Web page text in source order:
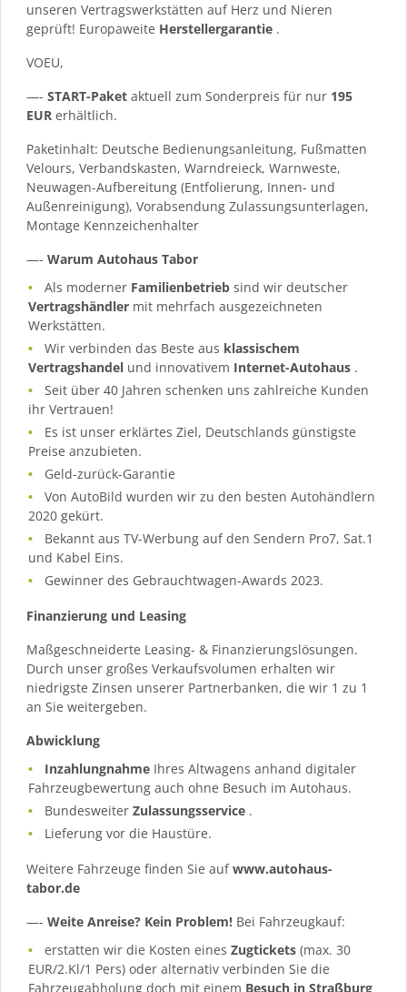
unseren Vertragswerkstätten auf Herz und Nieren
geprüft! Europaweite Herstellergarantie .
VOEU,
—- START-Paket aktuell zum Sonderpreis für nur 195
EUR erhältlich.
Paketinhalt: Deutsche Bedienungsanleitung, Fußmatten
Velours, Verbandskasten, Warndreieck, Warnweste,
Neuwagen-Aufbereitung (Entfolierung, Innen- und
Außenreinigung), Vorabsendung Zulassungsunterlagen,
Montage Kennzeichenhalter
—- Warum Autohaus Tabor
Als moderner Familienbetrieb sind wir deutscher
Vertragshändler mit mehrfach ausgezeichneten
Werkstätten.
Wir verbinden das Beste aus klassischem
Vertragshandel und innovativem Internet-Autohaus .
Seit über 40 Jahren schenken uns zahlreiche Kunden
ihr Vertrauen!
Es ist unser erklärtes Ziel, Deutschlands günstigste
Preise anzubieten.
Geld-zurück-Garantie
Von AutoBild wurden wir zu den besten Autohändlern
2020 gekürt.
Bekannt aus TV-Werbung auf den Sendern Pro7, Sat.1
und Kabel Eins.
Gewinner des Gebrauchtwagen-Awards 2023.
Finanzierung und Leasing
Maßgeschneiderte Leasing- & Finanzierungslösungen.
Durch unser großes Verkaufsvolumen erhalten wir
niedrigste Zinsen unserer Partnerbanken, die wir 1 zu 1
an Sie weitergeben.
Abwicklung
Inzahlungnahme Ihres Altwagens anhand digitaler
Fahrzeugbewertung auch ohne Besuch im Autohaus.
BundesweiterZulassungsservice .
Lieferung vor die Haustüre.
Weitere Fahrzeuge finden Sie aufwww.autohaus-
tabor.de
—- Weite Anreise? Kein Problem! Bei Fahrzeugkauf:
erstatten wir die Kosten einesZugtickets(max. 30
EUR/2.Kl/1 Pers) oder alternativ verbinden Sie die
Fahrzeugabholung doch mit einem Besuch in Straßburg